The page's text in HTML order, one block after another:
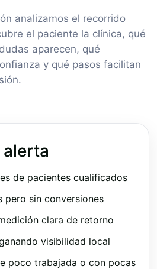
analizamos el recorrido
el paciente la clínica, qué
aparecen, qué
y qué pasos facilitan
alerta
de pacientes cualificados
pero sin conversiones
clara de retorno
visibilidad local
poco trabajada o con pocas